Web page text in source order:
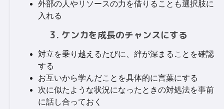
外部の人やリソースの力を借りることも選択肢に
入れる
3. ケンカを成長のチャンスにする
対立を乗り越えるたびに、絆が深まることを確認
する
お互いから学んだことを具体的に言葉にする
次に似たような状況になったときの対処法を事前
に話し合っておく